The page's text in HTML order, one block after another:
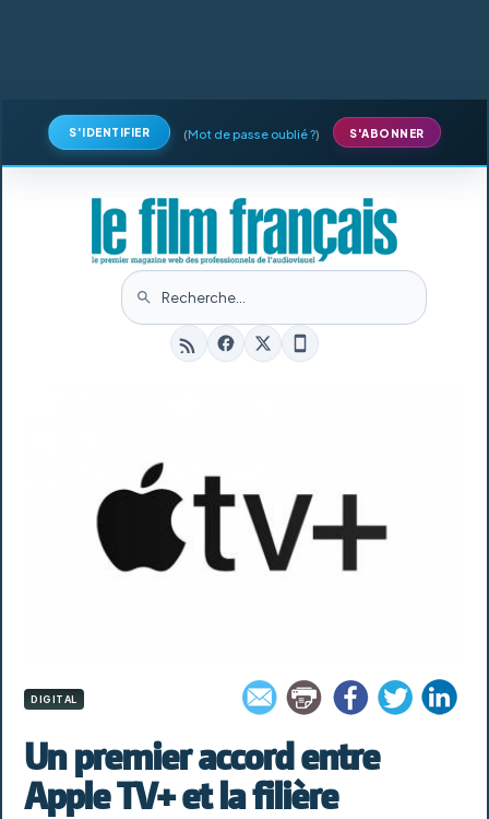
S'IDENTIFIER (Mot de passe oublié ?) S'ABONNER
DIGITAL
Un premier accord entre
Apple TV+ et la filière